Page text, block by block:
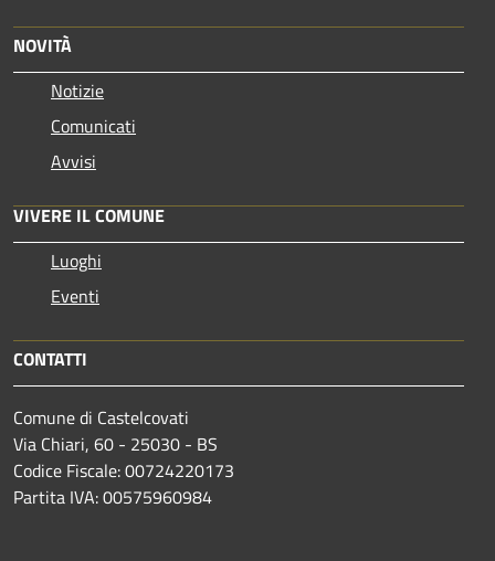
NOVITÀ
Notizie
Comunicati
Avvisi
VIVERE IL COMUNE
Luoghi
Eventi
CONTATTI
Comune di Castelcovati
Via Chiari, 60 - 25030 - BS
Codice Fiscale: 00724220173
Partita IVA: 00575960984